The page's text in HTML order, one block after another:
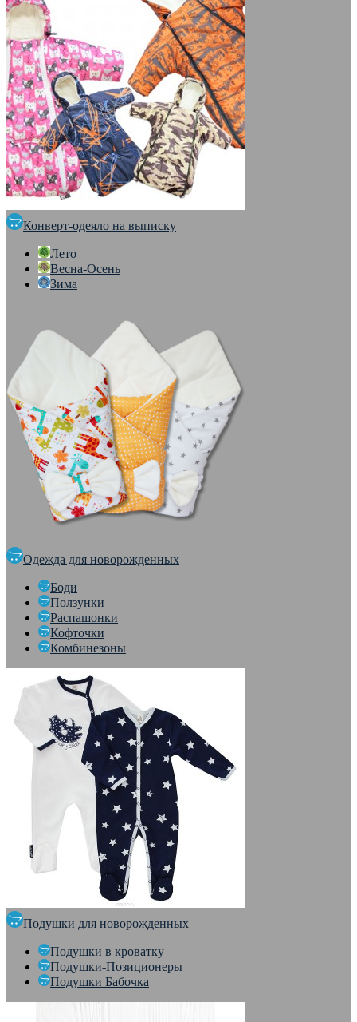
Конверт-одеяло на выписку
Лето
Весна-Осень
Зима
Одежда для новорожденных
Боди
Ползунки
Распашонки
Кофточки
Комбинезоны
Подушки для новорожденных
Подушки в кроватку
Подушки-Позиционеры
Подушки Бабочка